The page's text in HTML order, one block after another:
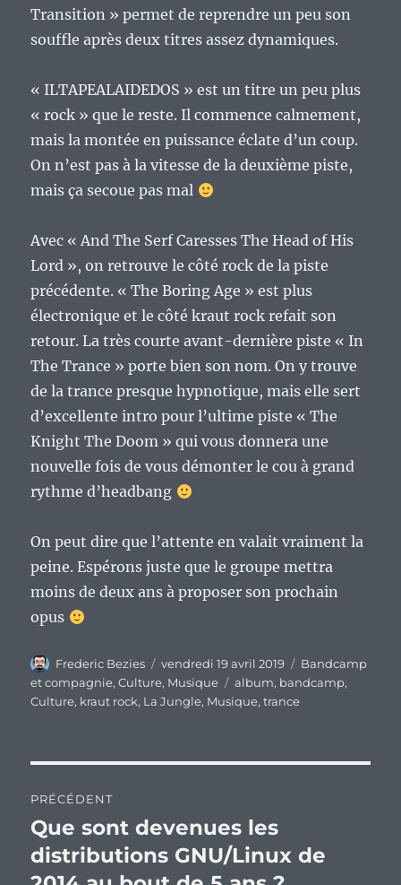
Transition » permet de reprendre un peu son
souffle après deux titres assez dynamiques.
« ILTAPEALAIDEDOS » est un titre un peu plus
« rock » que le reste. Il commence calmement,
mais la montée en puissance éclate d’un coup.
On n’est pas à la vitesse de la deuxième piste,
mais ça secoue pas mal
Avec « And The Serf Caresses The Head of His
Lord », on retrouve le côté rock de la piste
précédente. « The Boring Age » est plus
électronique et le côté kraut rock refait son
retour. La très courte avant-dernière piste « In
The Trance » porte bien son nom. On y trouve
de la trance presque hypnotique, mais elle sert
d’excellente intro pour l’ultime piste « The
Knight The Doom » qui vous donnera une
nouvelle fois de vous démonter le cou à grand
rythme d’headbang
On peut dire que l’attente en valait vraiment la
peine. Espérons juste que le groupe mettra
moins de deux ans à proposer son prochain
opus
Auteur
Frederic Bezies
Publié
le
vendredi 19 avril 2019 Catégories
Bandcamp
et compagnie,Culture, Musique Étiquettes
album, bandcamp,
Culture, kraut rock, La Jungle, Musique,trance
de
l’article
PRÉCÉDENT
Publication
précédente :
Que sont devenues les
distributions GNU/Linux de